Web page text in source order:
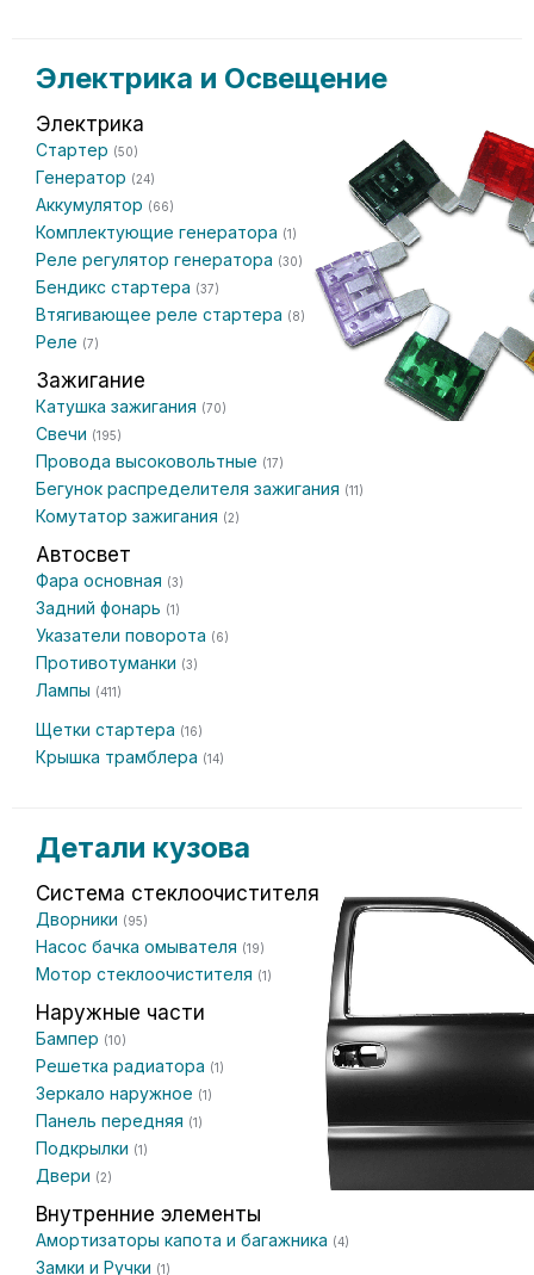
Электрика и Освещение
Электрика
Стартер (50)
Генератор (24)
Аккумулятор (66)
Комплектующие генератора (1)
Реле регулятор генератора (30)
Бендикс стартера (37)
Втягивающее реле стартера (8)
Реле (7)
Зажигание
Катушка зажигания (70)
Свечи (195)
Провода высоковольтные (17)
Бегунок распределителя зажигания (11)
Комутатор зажигания (2)
Автосвет
Фара основная (3)
Задний фонарь (1)
Указатели поворота (6)
Противотуманки (3)
Лампы (411)
Щетки стартера (16)
Крышка трамблера (14)
Детали кузова
Система стеклоочистителя
Дворники (95)
Насос бачка омывателя (19)
Мотор стеклоочистителя (1)
Наружные части
Бампер (10)
Решетка радиатора (1)
Зеркало наружное (1)
Панель передняя (1)
Подкрылки (1)
Двери (2)
Внутренние элементы
Амортизаторы капота и багажника (4)
Замки и Ручки (1)